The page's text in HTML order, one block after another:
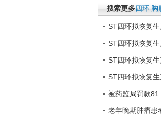
搜索更多四环 胸
ST四环拟恢复
ST四环拟恢复
ST四环拟恢复
ST四环拟恢复
被药监局罚款
老年晚期肿瘤患